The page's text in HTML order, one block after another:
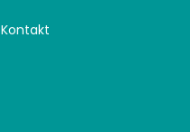
Kontakt